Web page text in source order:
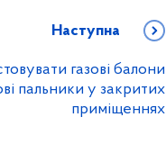
Наступна
газові балони
пальники у закритих
приміщеннях